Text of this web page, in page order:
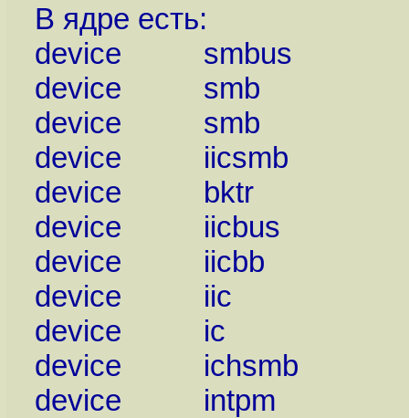
В ядре есть:
device smbus
device smb
device smb
device iicsmb
device bktr
device iicbus
device iicbb
device iic
device ic
device ichsmb
device intpm